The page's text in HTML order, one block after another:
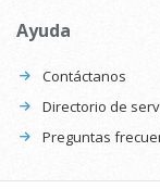
Ayuda
Contáctanos
Directorio de
Preguntas